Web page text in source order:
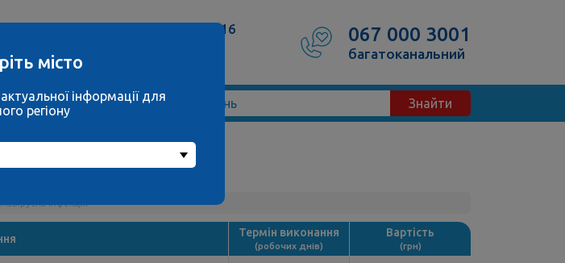
вул. Дахнівська, 50/16
067 000 3001
багатоканальний
Знайти
інфекція
інфекція
Термін виконання
(робочих днів)
Вартість
(грн)
місто
інформації для
регіону